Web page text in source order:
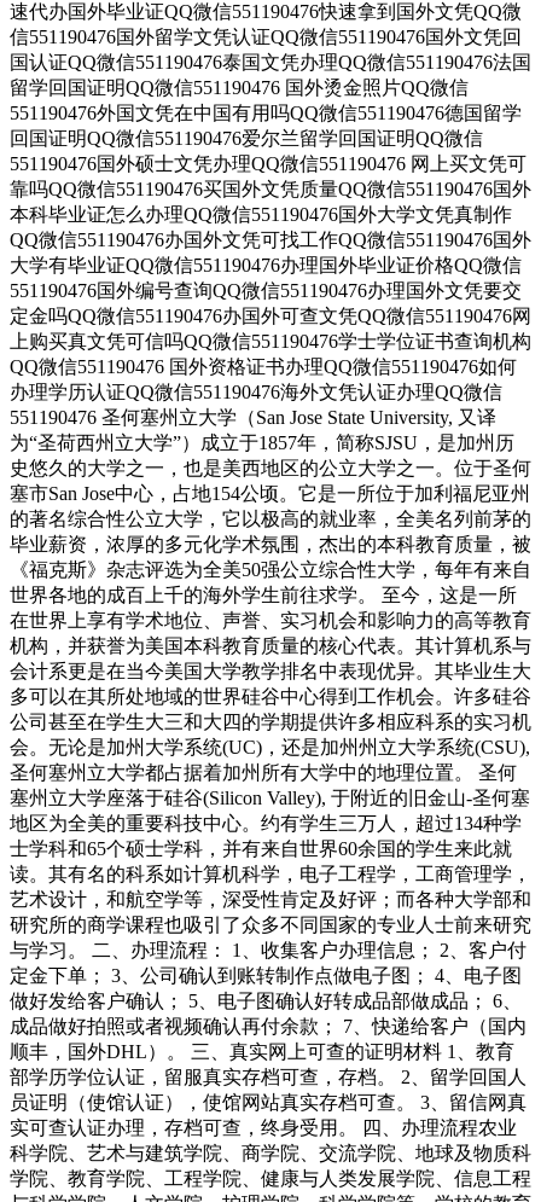
速代办国外毕业证QQ微信551190476快速拿到国外文凭QQ微
信551190476国外留学文凭认证QQ微信551190476国外文凭回
国认证QQ微信551190476泰国文凭办理QQ微信551190476法国
留学回国证明QQ微信551190476 国外烫金照片QQ微信
551190476外国文凭在中国有用吗QQ微信551190476德国留学
回国证明QQ微信551190476爱尔兰留学回国证明QQ微信
551190476国外硕士文凭办理QQ微信551190476 网上买文凭可
靠吗QQ微信551190476买国外文凭质量QQ微信551190476国外
本科毕业证怎么办理QQ微信551190476国外大学文凭真制作
QQ微信551190476办国外文凭可找工作QQ微信551190476国外
大学有毕业证QQ微信551190476办理国外毕业证价格QQ微信
551190476国外编号查询QQ微信551190476办理国外文凭要交
定金吗QQ微信551190476办国外可查文凭QQ微信551190476网
上购买真文凭可信吗QQ微信551190476学士学位证书查询机构
QQ微信551190476 国外资格证书办理QQ微信551190476如何
办理学历认证QQ微信551190476海外文凭认证办理QQ微信
551190476 圣何塞州立大学（San Jose State University, 又译
为“圣荷西州立大学”）成立于1857年，简称SJSU，是加州历
史悠久的大学之一，也是美西地区的公立大学之一。位于圣何
塞市San Jose中心，占地154公顷。它是一所位于加利福尼亚州
的著名综合性公立大学，它以极高的就业率，全美名列前茅的
毕业薪资，浓厚的多元化学术氛围，杰出的本科教育质量，被
《福克斯》杂志评选为全美50强公立综合性大学，每年有来自
世界各地的成百上千的海外学生前往求学。 至今，这是一所
在世界上享有学术地位、声誉、实习机会和影响力的高等教育
机构，并获誉为美国本科教育质量的核心代表。其计算机系与
会计系更是在当今美国大学教学排名中表现优异。其毕业生大
多可以在其所处地域的世界硅谷中心得到工作机会。许多硅谷
公司甚至在学生大三和大四的学期提供许多相应科系的实习机
会。无论是加州大学系统(UC)，还是加州州立大学系统(CSU),
圣何塞州立大学都占据着加州所有大学中的地理位置。 圣何
塞州立大学座落于硅谷(Silicon Valley), 于附近的旧金山-圣何塞
地区为全美的重要科技中心。约有学生三万人，超过134种学
士学科和65个硕士学科，并有来自世界60余国的学生来此就
读。其有名的科系如计算机科学，电子工程学，工商管理学，
艺术设计，和航空学等，深受性肯定及好评；而各种大学部和
研究所的商学课程也吸引了众多不同国家的专业人士前来研究
与学习。 二、办理流程： 1、收集客户办理信息； 2、客户付
定金下单； 3、公司确认到账转制作点做电子图； 4、电子图
做好发给客户确认； 5、电子图确认好转成品部做成品； 6、
成品做好拍照或者视频确认再付余款； 7、快递给客户（国内
顺丰，国外DHL）。 三、真实网上可查的证明材料 1、教育
部学历学位认证，留服真实存档可查，存档。 2、留学回国人
员证明（使馆认证），使馆网站真实存档可查。 3、留信网真
实可查认证办理，存档可查，终身受用。 四、办理流程农业
科学院、艺术与建筑学院、商学院、交流学院、地球及物质科
学院、教育学院、工程学院、健康与人类发展学院、信息工程